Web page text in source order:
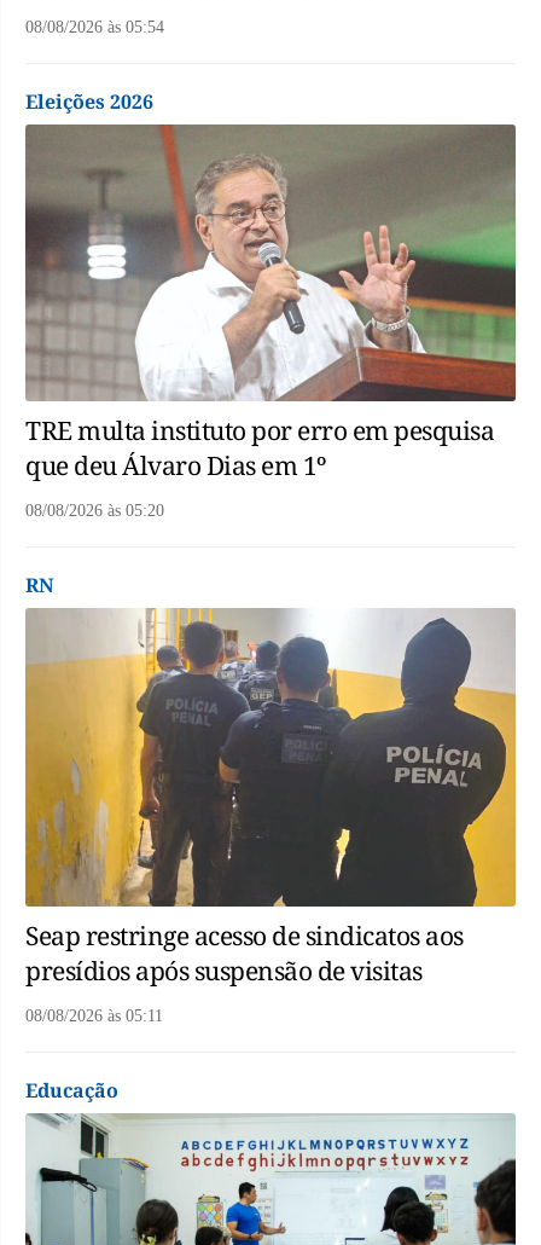
08/08/2026 às 05:54
Eleições 2026
TRE multa instituto por erro em pesquisa
que deu Álvaro Dias em 1º
08/08/2026 às 05:20
RN
Seap restringe acesso de sindicatos aos
presídios após suspensão de visitas
08/08/2026 às 05:11
Educação